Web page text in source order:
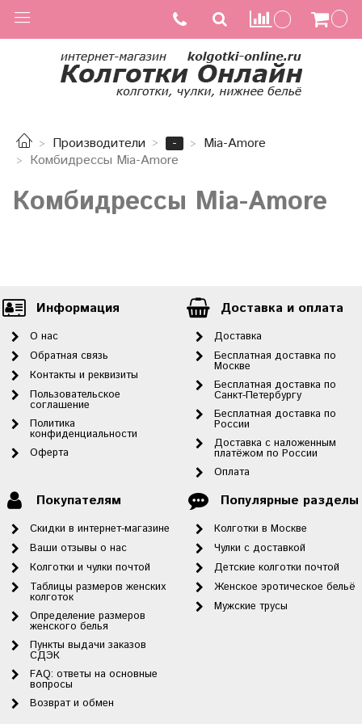
Производители -
Mia-Amore
Комбидрессы Mia-Amore
Комбидрессы Mia-Amore
Информация
О нас
Обратная связь
Контакты и реквизиты
Пользовательское
соглашение
Политика
конфиденциальности
Оферта
Доставка и оплата
Доставка
Бесплатная доставка по
Москве
Бесплатная доставка по
Санкт-Петербургу
Бесплатная доставка по
России
Доставка с наложенным
платёжом по России
Оплата
Покупателям
Скидки в интернет-магазине
Ваши отзывы о нас
Колготки и чулки почтой
Таблицы размеров женских
колготок
Определение размеров
женского белья
Пункты выдачи заказов
СДЭК
FAQ: ответы на основные
вопросы
Возврат и обмен
Популярные разделы
Колготки в Москве
Чулки с доставкой
Детские колготки почтой
Женское эротическое бельё
Мужские трусы